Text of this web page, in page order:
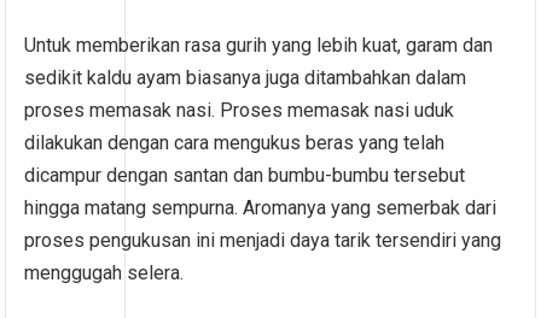
Untuk memberikan rasa gurih yang lebih kuat, garam dan
sedikit kaldu ayam biasanya juga ditambahkan dalam
proses memasak nasi. Proses memasak nasi uduk
dilakukan dengan cara mengukus beras yang telah
dicampur dengan santan dan bumbu-bumbu tersebut
hingga matang sempurna. Aromanya yang semerbak dari
proses pengukusan ini menjadi daya tarik tersendiri yang
menggugah selera.